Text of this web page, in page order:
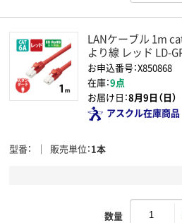
LANケーブル 1m
より線 レッド LD-
お申込番号：X850868
在庫：9点
お届け日：8月9日（日）
アスクル在庫商品
型番 販売単位 1本
数量